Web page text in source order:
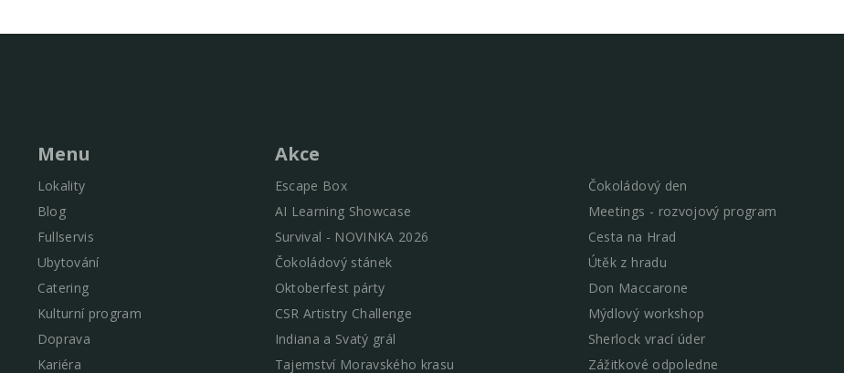
Menu
Lokality
Blog
Fullservis
Ubytování
Catering
Kulturní program
Doprava
Kariéra
Akce
Escape Box Čokoládový den
AI Learning Showcase
Meetings - rozvojový program
Survival - NOVINKA 2026
Cesta na Hrad
Čokoládový stánek
Útěk z hradu
Oktoberfest párty
Don Maccarone
CSR Artistry Challenge
Mýdlový workshop
Indiana a Svatý grál
Sherlock vrací úder
Tajemství Moravského krasu
Zážitkové odpoledne